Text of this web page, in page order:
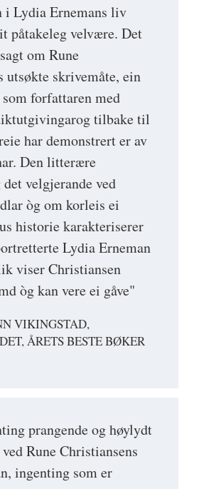
i Lydia Ernemans liv
påtakeleg velvære. Det
om Rune
utsøkte skrivemåte, ein
forfattaren med
tilbake til
har demonstrert er av
Den litterære
velgjerande ved
òg om korleis ei
historie karakteriserer
Lydia Erneman
viser Christiansen
òg kan vere ei gåve"
VIKINGSTAD,
ÅRETS BESTE BØKER
prangende og høylydt
Rune Christiansens
ingenting som er